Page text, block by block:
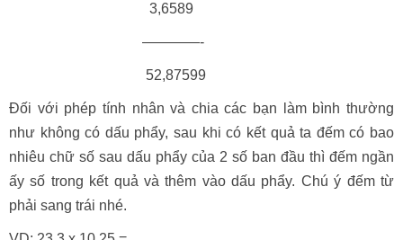
3,6589
————-
52,87599
Đối với phép tính nhân và chia các bạn làm bình thường
như không có dấu phẩy, sau khi có kết quả ta đếm có bao
nhiêu chữ số sau dấu phẩy của 2 số ban đầu thì đếm ngần
ấy số trong kết quả và thêm vào dấu phẩy. Chú ý đếm từ
phải sang trái nhé.